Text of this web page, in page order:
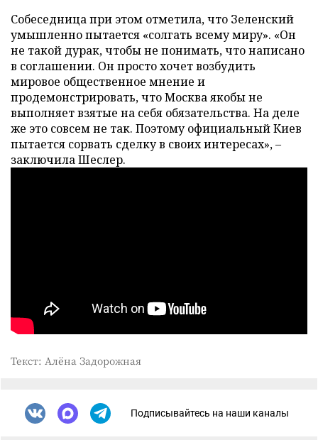
Собеседница при этом отметила, что Зеленский
умышленно пытается «солгать всему миру». «Он
не такой дурак, чтобы не понимать, что написано
в соглашении. Он просто хочет возбудить
мировое общественное мнение и
продемонстрировать, что Москва якобы не
выполняет взятые на себя обязательства. На деле
же это совсем не так. Поэтому официальный Киев
пытается сорвать сделку в своих интересах», –
заключила Шеслер.
Текст: Алёна Задорожная
Подписывайтесь на наши каналы